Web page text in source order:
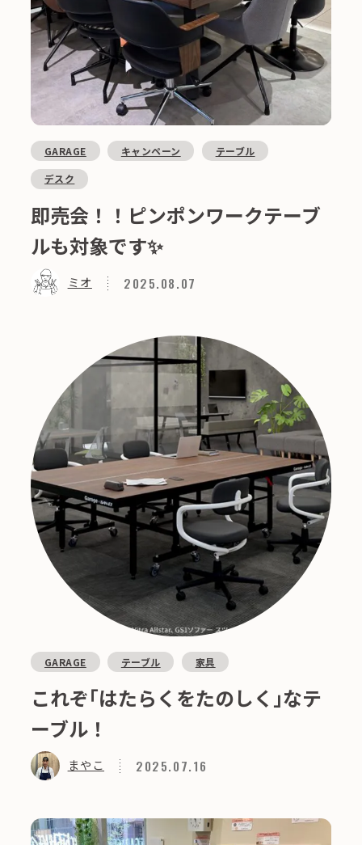
GARAGE キャンペーン テーブル
デスク
即売会！！ピンポンワークテーブ
ルも対象です✨
ミオ 2025.08.07
GARAGE テーブル 家具
これぞ｢はたらくをたのしく｣なテ
ーブル！
まやこ 2025.07.16